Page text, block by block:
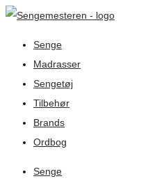
Senge
Madrasser
Sengetøj
Tilbehør
Brands
Ordbog
Senge